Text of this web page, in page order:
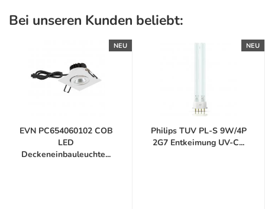
Bei unseren Kunden beliebt:
NEU
EVN PC654060102 COB
LED
Deckeneinbauleuchte...
NEU
Philips TUV PL-S 9W/4P
2G7 Entkeimung UV-C...